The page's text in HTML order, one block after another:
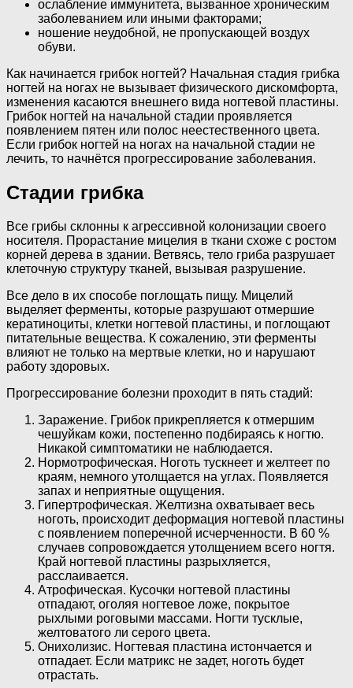
ослабление иммунитета, вызванное хроническим
заболеванием или иными факторами;
ношение неудобной, не пропускающей воздух
обуви.
Как начинается грибок ногтей? Начальная стадия грибка
ногтей на ногах не вызывает физического дискомфорта,
изменения касаются внешнего вида ногтевой пластины.
Грибок ногтей на начальной стадии проявляется
появлением пятен или полос неестественного цвета.
Если грибок ногтей на ногах на начальной стадии не
лечить, то начнётся прогрессирование заболевания.
Стадии грибка
Все грибы склонны к агрессивной колонизации своего
носителя. Прорастание мицелия в ткани схоже с ростом
корней дерева в здании. Ветвясь, тело гриба разрушает
клеточную структуру тканей, вызывая разрушение.
Все дело в их способе поглощать пищу. Мицелий
выделяет ферменты, которые разрушают отмершие
кератиноциты, клетки ногтевой пластины, и поглощают
питательные вещества. К сожалению, эти ферменты
влияют не только на мертвые клетки, но и нарушают
работу здоровых.
Прогрессирование болезни проходит в пять стадий:
Заражение. Грибок прикрепляется к отмершим
чешуйкам кожи, постепенно подбираясь к ногтю.
Никакой симптоматики не наблюдается.
Нормотрофическая. Ноготь тускнеет и желтеет по
краям, немного утолщается на углах. Появляется
запах и неприятные ощущения.
Гипертрофическая. Желтизна охватывает весь
ноготь, происходит деформация ногтевой пластины
с появлением поперечной исчерченности. В 60 %
случаев сопровождается утолщением всего ногтя.
Край ногтевой пластины разрыхляется,
расслаивается.
Атрофическая. Кусочки ногтевой пластины
отпадают, оголяя ногтевое ложе, покрытое
рыхлыми роговыми массами. Ногти тусклые,
желтоватого ли серого цвета.
Онихолизис. Ногтевая пластина истончается и
отпадает. Если матрикс не задет, ноготь будет
отрастать.